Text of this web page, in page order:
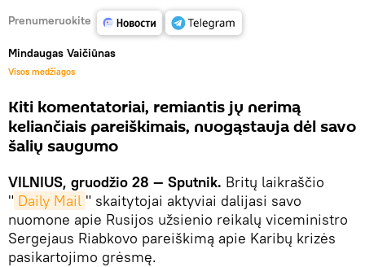
Prenumeruokite
Mindaugas Vaičiūnas
Visos medžiagos
Kiti komentatoriai, remiantis jų nerimą
keliančiais pareiškimais, nuogąstauja dėl savo
šalių saugumo
VILNIUS, gruodžio 28 — Sputnik. Britų laikraščio
" Daily Mail " skaitytojai aktyviai dalijasi savo
nuomone apie Rusijos užsienio reikalų viceministro
Sergejaus Riabkovo pareiškimą apie Karibų krizės
pasikartojimo grėsmę.